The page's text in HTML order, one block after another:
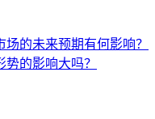
的未来预期有何影响？
的影响大吗？